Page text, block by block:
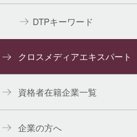
DTPキーワード
クロスメディアエキスパート
資格者在籍企業一覧
企業の方へ